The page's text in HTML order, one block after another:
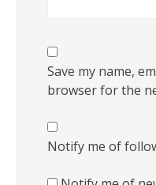
Save my name,
browser for the
Notify me of